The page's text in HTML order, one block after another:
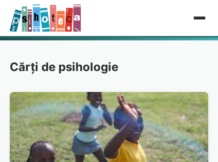
Cărți de psihologie